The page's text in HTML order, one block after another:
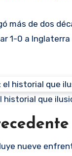
más de dos
1-0 a
historial que
nueve